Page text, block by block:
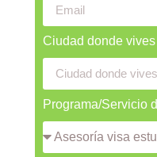
Ciudad donde vives
Programa/Servicio